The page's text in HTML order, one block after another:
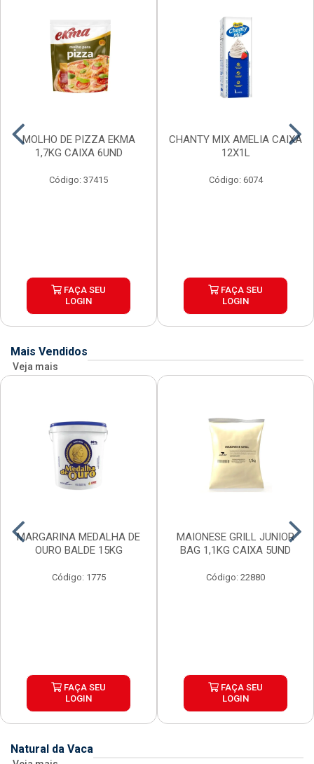
MOLHO DE PIZZA EKMA
1,7KG CAIXA 6UND
Código: 37415
FAÇA SEU
LOGIN
CHANTY MIX AMELIA CAIXA
12X1L
Código: 6074
FAÇA SEU
LOGIN
Mais Vendidos
Veja mais
MARGARINA MEDALHA DE
OURO BALDE 15KG
Código: 1775
FAÇA SEU
LOGIN
MAIONESE GRILL JUNIOR
BAG 1,1KG CAIXA 5UND
Código: 22880
FAÇA SEU
LOGIN
Natural da Vaca